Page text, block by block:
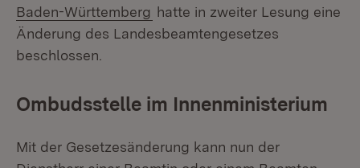
Baden-Württemberg (Öffnet in neuem Fenster)
hatte in zweiter Lesung eine
Änderung des Landesbeamtengesetzes
beschlossen.
Ombudsstelle im Innenministerium
Mit der Gesetzesänderung kann nun der